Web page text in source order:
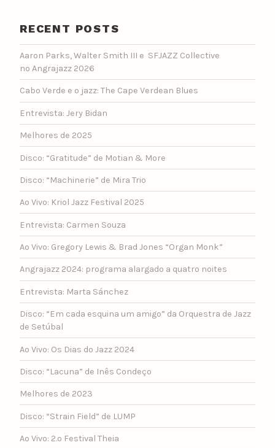
RECENT POSTS
Aaron Parks, Walter Smith III e SFJAZZ Collective
no Angrajazz 2026
Cabo Verde e o jazz: The Cape Verdean Blues
Entrevista: Jery Bidan
Melhores de 2025
Disco: “Gratitude” de Motian & More
Disco: “Machinerie” de Mira Trio
Ao Vivo: Kriol Jazz Festival 2025
Entrevista: Carmen Souza
Ao Vivo: Gregory Lewis & Brad Jones “Organ Monk”
Angrajazz 2024: programa alargado a quatro noites
Entrevista: Marta Sánchez
Disco: “Em cada esquina um amigo” da Orquestra de Jazz
de Setúbal
Ao Vivo: Os Dias do Jazz 2024
Disco: “Lacuna” de Inês Condeço
Melhores de 2023
Disco: “Strain Field” de LUMP
Ao Vivo: 2.º Festival Theia